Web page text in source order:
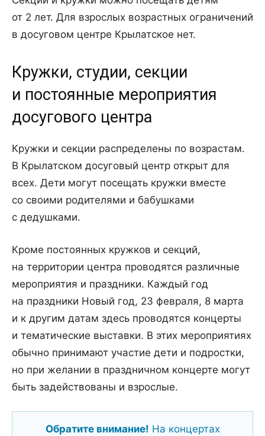
от 2 лет. Для взрослых возрастных ограничений
в досуговом центре Крылатское нет.
Кружки, студии, секции
и постоянные мероприятия
досугового центра
Кружки и секции распределены по возрастам.
В Крылатском досуговый центр открыт для
всех. Дети могут посещать кружки вместе
со своими родителями и бабушками
с дедушками.
Кроме постоянных кружков и секций,
на территории центра проводятся различные
мероприятия и праздники. Каждый год
на праздники Новый год, 23 февраля, 8 марта
и к другим датам здесь проводятся концерты
и тематические выставки. В этих мероприятиях
обычно принимают участие дети и подростки,
но при желании в праздничном концерте могут
быть задействованы и взрослые.
Обратите внимание! На концертах